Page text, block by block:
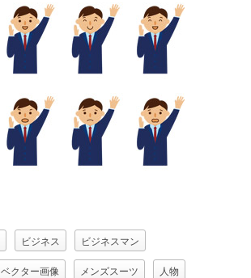
ビジネス ビジネスマン
ベクター画像 メンズスーツ 人物